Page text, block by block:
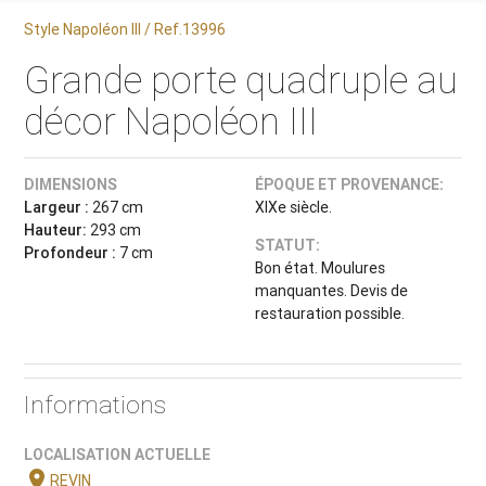
Style Napoléon III / Ref.13996
Grande porte quadruple au
décor Napoléon III
DIMENSIONS
Largeur : 267 cm
Hauteur: 293 cm
Profondeur : 7 cm
ÉPOQUE ET PROVENANCE:
XIXe siècle.
STATUT:
Bon état. Moulures
manquantes. Devis de
restauration possible.
Informations
LOCALISATION ACTUELLE
location_onREVIN